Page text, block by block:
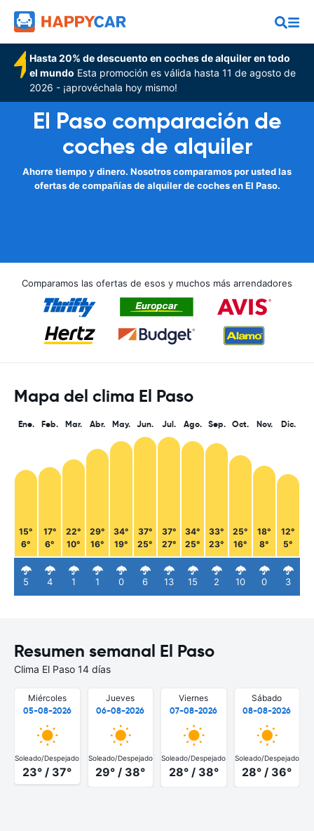
Hasta 20% de descuento en coches de alquiler en todo
el mundo Esta promoción es válida hasta 11 de agosto de
2026 - ¡aprovéchala hoy mismo!
El Paso comparación de
coches de alquiler
Ahorre tiempo y dinero. Nosotros comparamos por usted las
ofertas de compañías de alquiler de coches en El Paso.
Comparamos las ofertas de esos y muchos más arrendadores
Mapa del clima El Paso
Ene.
15°
6°
5
Feb.
17°
6°
4
Mar.
22°
10°
1
Abr.
29°
16°
1
May.
34°
19°
0
Jun.
37°
25°
6
Jul.
37°
27°
13
Ago.
34°
25°
15
Sep.
33°
23°
2
Oct.
25°
16°
10
Nov.
18°
8°
0
Dic.
12°
5°
3
Resumen semanal El Paso
Clima El Paso 14 días
Miércoles
05-08-2026
Soleado/Despejado
23° / 37°
Jueves
06-08-2026
Soleado/Despejado
29° / 38°
Viernes
07-08-2026
Soleado/Despejado
28° / 38°
Sábado
08-08-2026
Soleado/Despejado
28° / 36°